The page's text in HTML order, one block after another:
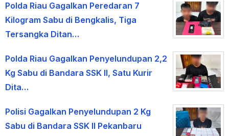
Polda Riau Gagalkan Peredaran 7
Kilogram Sabu di Bengkalis, Tiga
Tersangka Ditan…
Polda Riau Gagalkan Penyelundupan 2,2
Kg Sabu di Bandara SSK II, Satu Kurir
Dita…
Polisi Gagalkan Penyelundupan 2 Kg
Sabu di Bandara SSK II Pekanbaru